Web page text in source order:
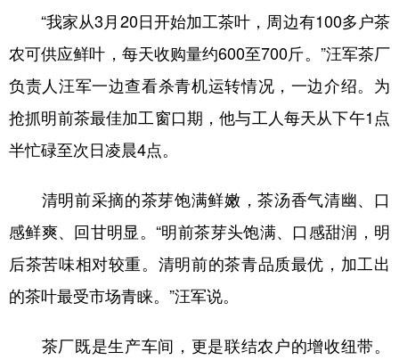
浙江 安徽 福建 江西
山东 河南 湖北 湖南
广东 广西 海南 重庆
四川 贵州
陕西 甘肃 青海 宁夏
新疆 内蒙古 黑龙江
多语种频道
English Español Français عربى
“我家从3月20日开始加工茶叶，周边有100多户茶
农可供应鲜叶，每天收购量约600至700斤。”汪军茶厂
负责人汪军一边查看杀青机运转情况，一边介绍。为
抢抓明前茶最佳加工窗口期，他与工人每天从下午1点
半忙碌至次日凌晨4点。
清明前采摘的茶芽饱满鲜嫩，茶汤香气清幽、口
感鲜爽、回甘明显。“明前茶芽头饱满、口感甜润，明
后茶苦味相对较重。清明前的茶青品质最优，加工出
的茶叶最受市场青睐。”汪军说。
茶厂既是生产车间，更是联结农户的增收纽带。